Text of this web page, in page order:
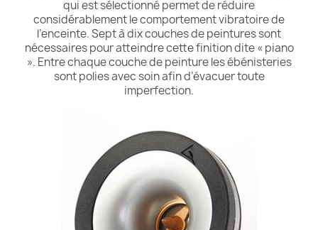
qui est sélectionné permet de réduire
considérablement le comportement vibratoire de
l’enceinte. Sept à dix couches de peintures sont
nécessaires pour atteindre cette finition dite « piano
». Entre chaque couche de peinture les ébénisteries
sont polies avec soin afin d’évacuer toute
imperfection.